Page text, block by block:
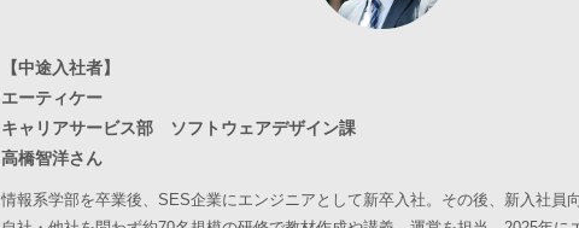
【中途入社者】
エーティケー
キャリアサービス部 ソフトウェアデザイン課
高橋智洋さん
情報系学部を卒業後、SES企業にエンジニアとして新卒入社。その後、新入社員